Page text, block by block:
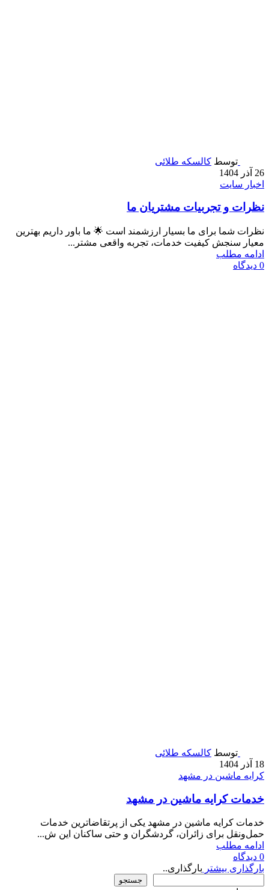
توسط کالسکه طلائی
26 آذر 1404
اخبار سایت
نظرات و تجربیات مشتریان ما
نظرات شما برای ما بسیار ارزشمند است 🌟 ما باور داریم بهترین
معیار سنجش کیفیت خدمات، تجربه واقعی مشتر...
ادامه مطلب
0 دیدگاه
توسط کالسکه طلائی
18 آذر 1404
کرایه ماشین در مشهد
خدمات کرایه ماشین در مشهد
خدمات کرایه ماشین در مشهد یکی از پرتقاضاترین خدمات
حمل‌ونقل برای زائران، گردشگران و حتی ساکنان این ش...
ادامه مطلب
0 دیدگاه
بارگذاری بیشتر بارگذاری..
جستجو